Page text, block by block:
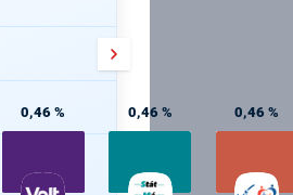
0,46 % 0,46 % 0,46 %